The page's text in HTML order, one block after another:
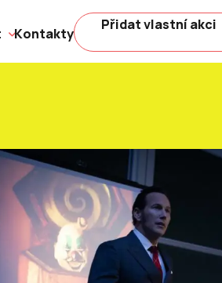
Kontakty
Přidat vlastní akci